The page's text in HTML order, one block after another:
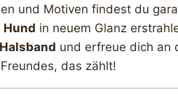
und Motiven findest du
Hund in neuem Glanz
Halsband und erfreue dich an
das zählt!